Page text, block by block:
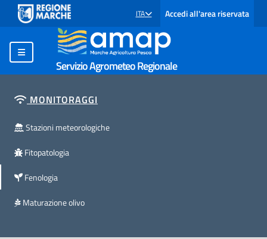
SELEZIONE LINGUA: LINGUA SELEZIONATA
ITA Accedi all'area riservata
Servizio Agrometeo Regionale
MONITORAGGI
Stazioni meteorologiche
Fitopatologia
Fenologia
Maturazione olivo